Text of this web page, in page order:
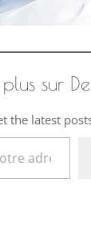
sur
the latest